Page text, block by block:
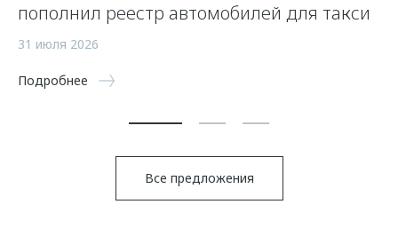
пополнил реестр автомобилей для такси
31 июля 2026
Подробнее
Все предложения